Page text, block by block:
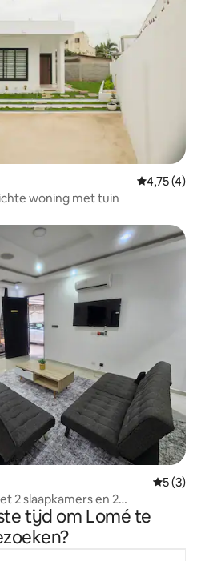
4,75 (4)
woning met tuin
5 (3)
2 slaapkamers en 2
de luchthaven
tijd om Lomé te